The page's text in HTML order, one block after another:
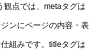
観点では、metaタグは
ンにページの内容・表
組みです。titleタグは